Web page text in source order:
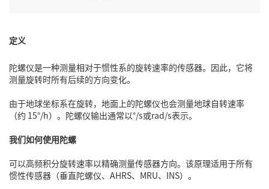
定义
陀螺仪是一种测量相对于惯性系的旋转速率的传感器。因此，它将
测量旋转时所有后续的方向变化。
由于地球坐标系在旋转，地面上的陀螺仪也会测量地球自转速率
（约 15°/h）。陀螺仪输出通常以°/s或rad/s表示。
我们如何使用陀螺
可以高频积分旋转速率以精确测量传感器方向。该原理适用于所有
惯性传感器 （垂直陀螺仪、 AHRS、MRU、 INS）。